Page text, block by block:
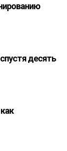
десять